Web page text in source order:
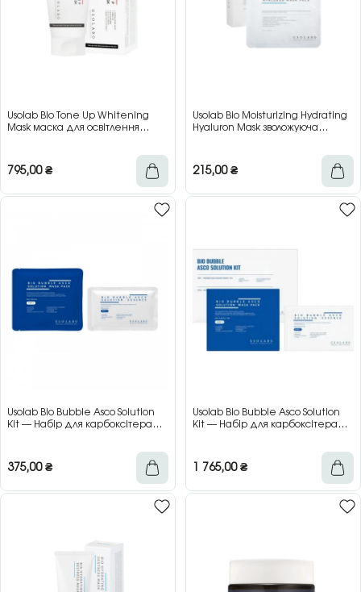
Usolab Bio Tone Up Whitening
Mask маска для освітлення
795,00₴
Usolab Bio Moisturizing Hydrating
Hyaluron Mask зволожуюча
дією, 1 шт
215,00₴
Usolab Bio Bubble Asco Solution
Kit — Набір для карбоксітерапії
375,00₴
Usolab Bio Bubble Asco Solution
Kit — Набір для карбоксітерапії
1 765,00₴